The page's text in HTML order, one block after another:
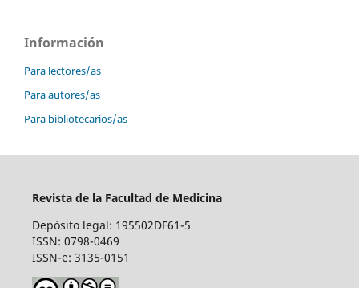
Información
Para lectores/as
Para autores/as
Para bibliotecarios/as
Revista de la Facultad de Medicina
Depósito legal: 195502DF61-5
ISSN: 0798-0469
ISSN-e: 3135-0151